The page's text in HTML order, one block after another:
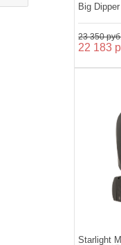
Big
23 350
22 183
Starlight